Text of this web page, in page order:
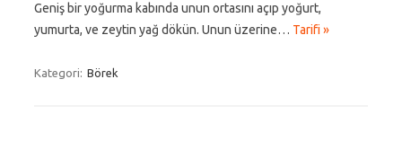
Geniş bir yoğurma kabında unun ortasını açıp yoğurt,
yumurta, ve zeytin yağ dökün. Unun üzerine… Tarifi »
Kategori: Börek